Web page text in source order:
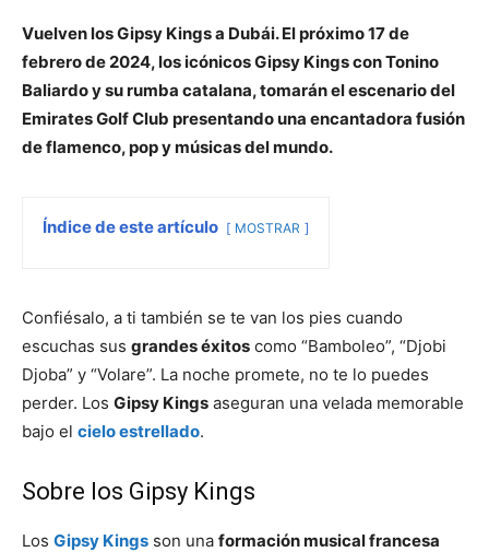
Vuelven los Gipsy Kings a Dubái. El próximo 17 de
febrero de 2024, los icónicos Gipsy Kings con Tonino
Baliardo y su rumba catalana, tomarán el escenario del
Emirates Golf Club presentando una encantadora fusión
de flamenco, pop y músicas del mundo.
Índice de este artículo MOSTRAR
Confiésalo, a ti también se te van los pies cuando
escuchas sus grandes éxitos como “Bamboleo”, “Djobi
Djoba” y “Volare”. La noche promete, no te lo puedes
perder. Los Gipsy Kings aseguran una velada memorable
bajo el cielo estrellado.
Sobre los Gipsy Kings
Los Gipsy Kings son una formación musical francesa